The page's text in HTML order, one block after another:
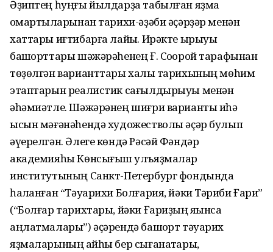
Әҙиптең һуңғы йылдарҙа табылған яҙма
ҡомартҡыларынан тарихи-әҙәби әҫәрҙәр менән
хаттары иғтибарға лайыҡ. Ирәкте ырыуы
башҡорттары шәжәрәһенең Ғ. Соҡорой тарафынан
төҙөлгән варианттары халыҡ тарихының мөһим
этаптарын реалистик сағылдырыуы менән
әһәмиәтле. Шәжәрәнең шиғри варианты иһә
ысын мәғәнәһендә художестволы әҫәр булып
әүерелгән. Әлеге көндә Рәсәй Фәндәр
академияһы Көнсығыш ҡулъяҙмалар
институтының Санкт-Петербург фондында
һаҡланған “Тәуарихи Болғария, йәки Тәҡриби Ғари”
(“Болғар тарихтары, йәки Ғариҙың яҡынса
аңлатмалары”) әҫәрендә башҡорт тәуарих
яҙмаларының ҡайһы бер сығанаҡтары,